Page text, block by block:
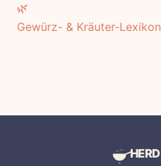
🌿
Gewürz- & Kräuter-Lexikon